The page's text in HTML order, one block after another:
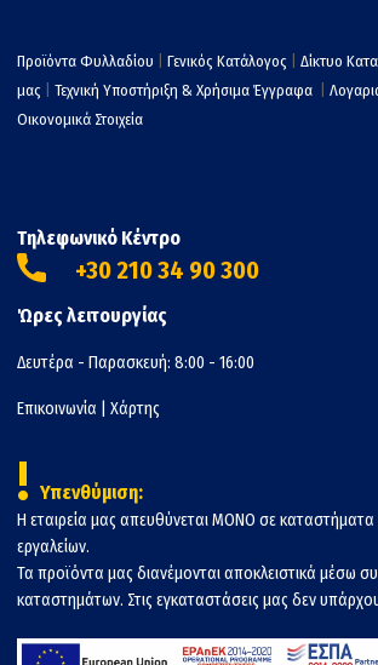
Προϊόντα Φυλλαδίου Γενικός Κατάλογος Δίκτυο
μας
Τεχνική Υποστήριξη & Χρήσιμα Έγγραφα
Οικονομικά Στοιχεία
Τηλεφωνικό Κέντρο
+30 210 34 90 300
Ώρες λειτουργίας
Δευτέρα - Παρασκευή: 8:00 - 16:00
Επικοινωνία Χάρτης
! Υπενθύμιση:
Η εταιρεία μας απευθύνεται ΜΟΝΟ σε
εργαλείων.
Τα προϊόντα μας διανέμονται αποκλειστικά μέσω
καταστημάτων. Στις εγκαταστάσεις μας δεν